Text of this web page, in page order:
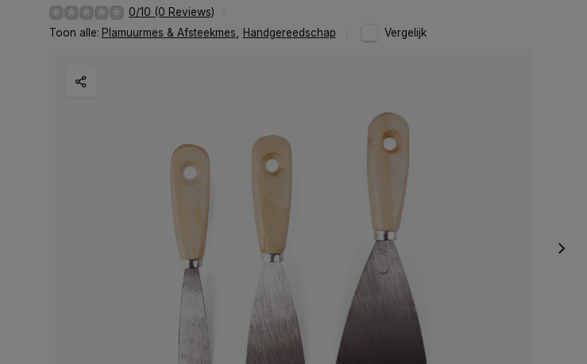
0/10 (0 Reviews)
Toon alle: Plamuurmes & Afsteekmes Handgereedschap Vergelijk